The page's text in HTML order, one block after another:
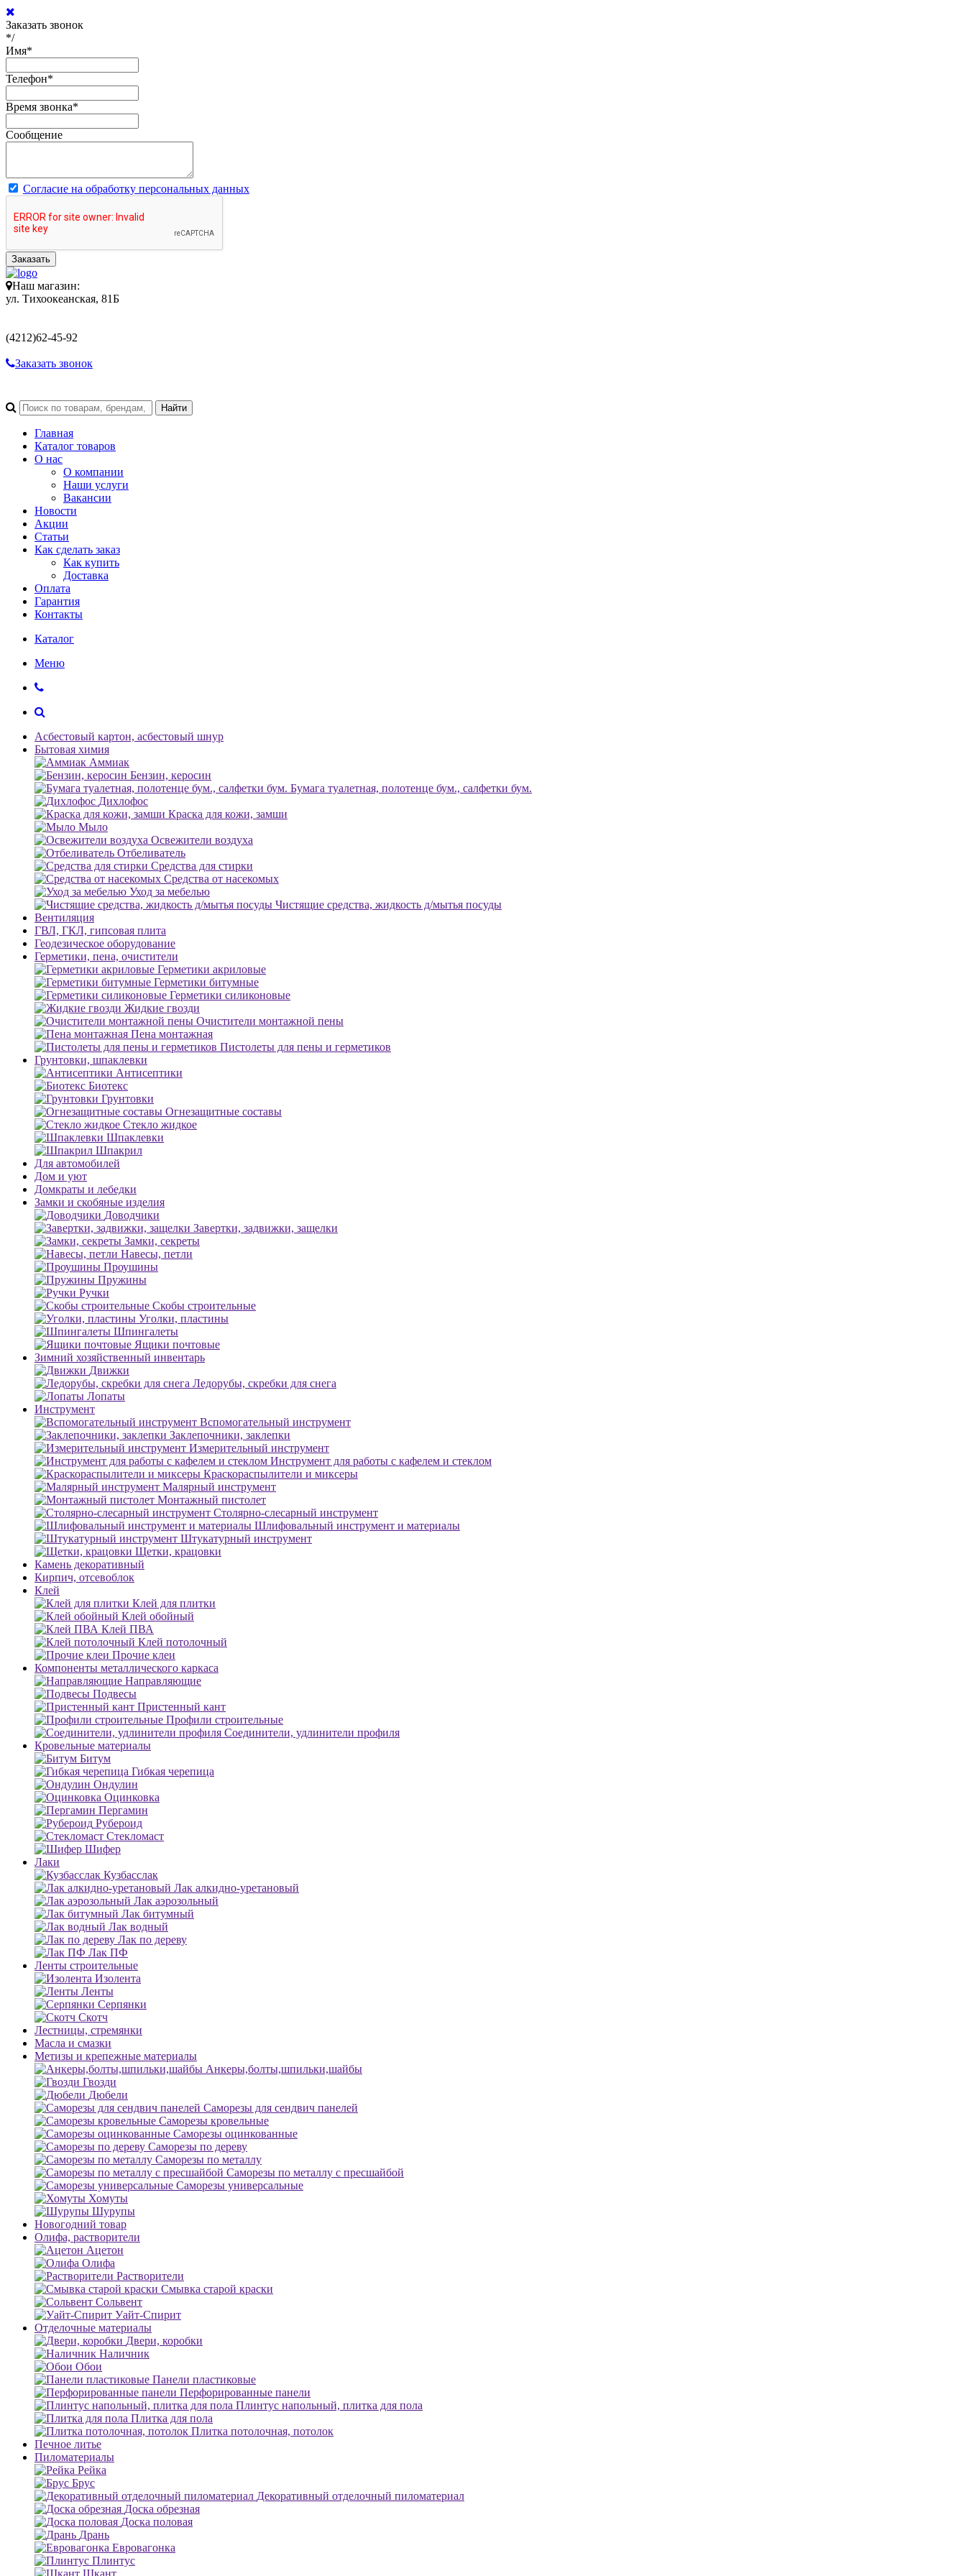
Заказать звонок
*/
Имя*
Телефон*
Время звонка*
Сообщение
Согласие на обработку персональных данных
Заказать
Наш магазин:
ул. Тихоокеанская, 81Б
(4212)62-45-92
Заказать звонок
Главная
Каталог товаров
О нас
О компании
Наши услуги
Вакансии
Новости
Акции
Статьи
Как сделать заказ
Как купить
Доставка
Оплата
Гарантия
Контакты
Каталог
Меню
Асбестовый картон, асбестовый шнур
Бытовая химия
Аммиак
Бензин, керосин
Бумага туалетная, полотенце бум., салфетки бум.
Дихлофос
Краска для кожи, замши
Мыло
Освежители воздуха
Отбеливатель
Средства для стирки
Средства от насекомых
Уход за мебелью
Чистящие средства, жидкость д/мытья посуды
Вентиляция
ГВЛ, ГКЛ, гипсовая плита
Геодезическое оборудование
Герметики, пена, очистители
Герметики акриловые
Герметики битумные
Герметики силиконовые
Жидкие гвозди
Очистители монтажной пены
Пена монтажная
Пистолеты для пены и герметиков
Грунтовки, шпаклевки
Антисептики
Биотекс
Грунтовки
Огнезащитные составы
Стекло жидкое
Шпаклевки
Шпакрил
Для автомобилей
Дом и уют
Домкраты и лебедки
Замки и скобяные изделия
Доводчики
Завертки, задвижки, защелки
Замки, секреты
Навесы, петли
Проушины
Пружины
Ручки
Скобы строительные
Уголки, пластины
Шпингалеты
Ящики почтовые
Зимний хозяйственный инвентарь
Движки
Ледорубы, скребки для снега
Лопаты
Инструмент
Вспомогательный инструмент
Заклепочники, заклепки
Измерительный инструмент
Инструмент для работы с кафелем и стеклом
Краскораспылители и миксеры
Малярный инструмент
Монтажный пистолет
Столярно-слесарный инструмент
Шлифовальный инструмент и материалы
Штукатурный инструмент
Щетки, крацовки
Камень декоративный
Кирпич, отсевоблок
Клей
Клей для плитки
Клей обойный
Клей ПВА
Клей потолочный
Прочие клеи
Компоненты металлического каркаса
Направляющие
Подвесы
Пристенный кант
Профили строительные
Соединители, удлинители профиля
Кровельные материалы
Битум
Гибкая черепица
Ондулин
Оцинковка
Пергамин
Рубероид
Стекломаст
Шифер
Лаки
Кузбасслак
Лак алкидно-уретановый
Лак аэрозольный
Лак битумный
Лак водный
Лак по дереву
Лак ПФ
Ленты строительные
Изолента
Ленты
Серпянки
Скотч
Лестницы, стремянки
Масла и смазки
Метизы и крепежные материалы
Анкеры,болты,шпильки,шайбы
Гвозди
Дюбели
Саморезы для сендвич панелей
Саморезы кровельные
Саморезы оцинкованные
Саморезы по дереву
Саморезы по металлу
Саморезы по металлу с пресшайбой
Саморезы универсальные
Хомуты
Шурупы
Новогодний товар
Олифа, растворители
Ацетон
Олифа
Растворители
Смывка старой краски
Сольвент
Уайт-Спирит
Отделочные материалы
Двери, коробки
Наличник
Обои
Панели пластиковые
Перфорированные панели
Плинтус напольный, плитка для пола
Плитка для пола
Плитка потолочная, потолок
Печное литье
Пиломатериалы
Рейка
Брус
Декоративный отделочный пиломатериал
Доска обрезная
Доска половая
Дрань
Евровагонка
Плинтус
Шкант